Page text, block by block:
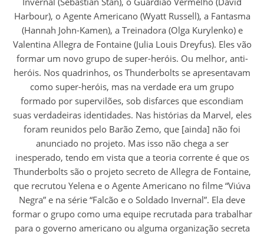
Harbour), o Agente Americano (Wyatt Russell), a Fantasma
(Hannah John-Kamen), a Treinadora (Olga Kurylenko) e
Valentina Allegra de Fontaine (Julia Louis Dreyfus). Eles vão
formar um novo grupo de super-heróis. Ou melhor, anti-
heróis. Nos quadrinhos, os Thunderbolts se apresentavam
como super-heróis, mas na verdade era um grupo
formado por supervilões, sob disfarces que escondiam
suas verdadeiras identidades. Nas histórias da Marvel, eles
foram reunidos pelo Barão Zemo, que [ainda] não foi
anunciado no projeto. Mas isso não chega a ser
inesperado, tendo em vista que a teoria corrente é que os
Thunderbolts são o projeto secreto de Allegra de Fontaine,
que recrutou Yelena e o Agente Americano no filme “Viúva
Negra” e na série “Falcão e o Soldado Invernal”. Ela deve
formar o grupo como uma equipe recrutada para trabalhar
para o governo americano ou alguma organização secreta